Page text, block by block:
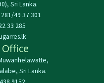
Sri Lanka.
49 37 301
33 285
Sri Lanka.